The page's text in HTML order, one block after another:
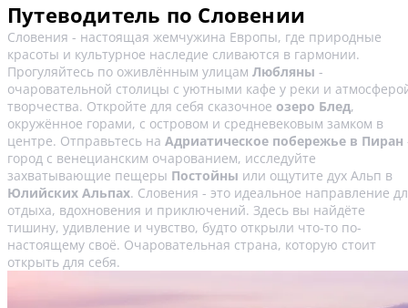
Путеводитель по Словении
Словения - настоящая жемчужина Европы, где природные
красоты и культурное наследие сливаются в гармонии.
Прогуляйтесь по оживлённым улицам Любляны -
очаровательной столицы с уютными кафе у реки и
творчества. Откройте для себя сказочное озеро Блед,
окружённое горами, с островом и средневековым замком в
центре. Отправьтесь на Адриатическое побережье в Пиран
город с венецианским очарованием, исследуйте
захватывающие пещеры Постойны или ощутите дух Альп в
Юлийских Альпах. Словения - это идеальное направление
отдыха, вдохновения и приключений. Здесь вы найдёте
тишину, удивление и чувство, будто открыли что-то по-
настоящему своё. Очаровательная страна, которую стоит
открыть для себя.